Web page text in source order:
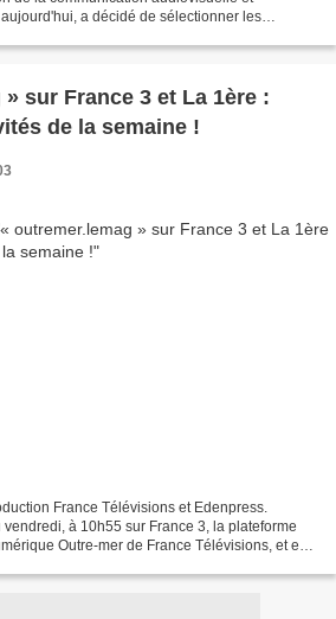
a décidé de sélectionner les
sur France 3 et La 1ère :
de la semaine !
France Télévisions et Edenpress.
à 10h55 sur France 3, la plateforme
Outre-mer de France Télévisions, et en